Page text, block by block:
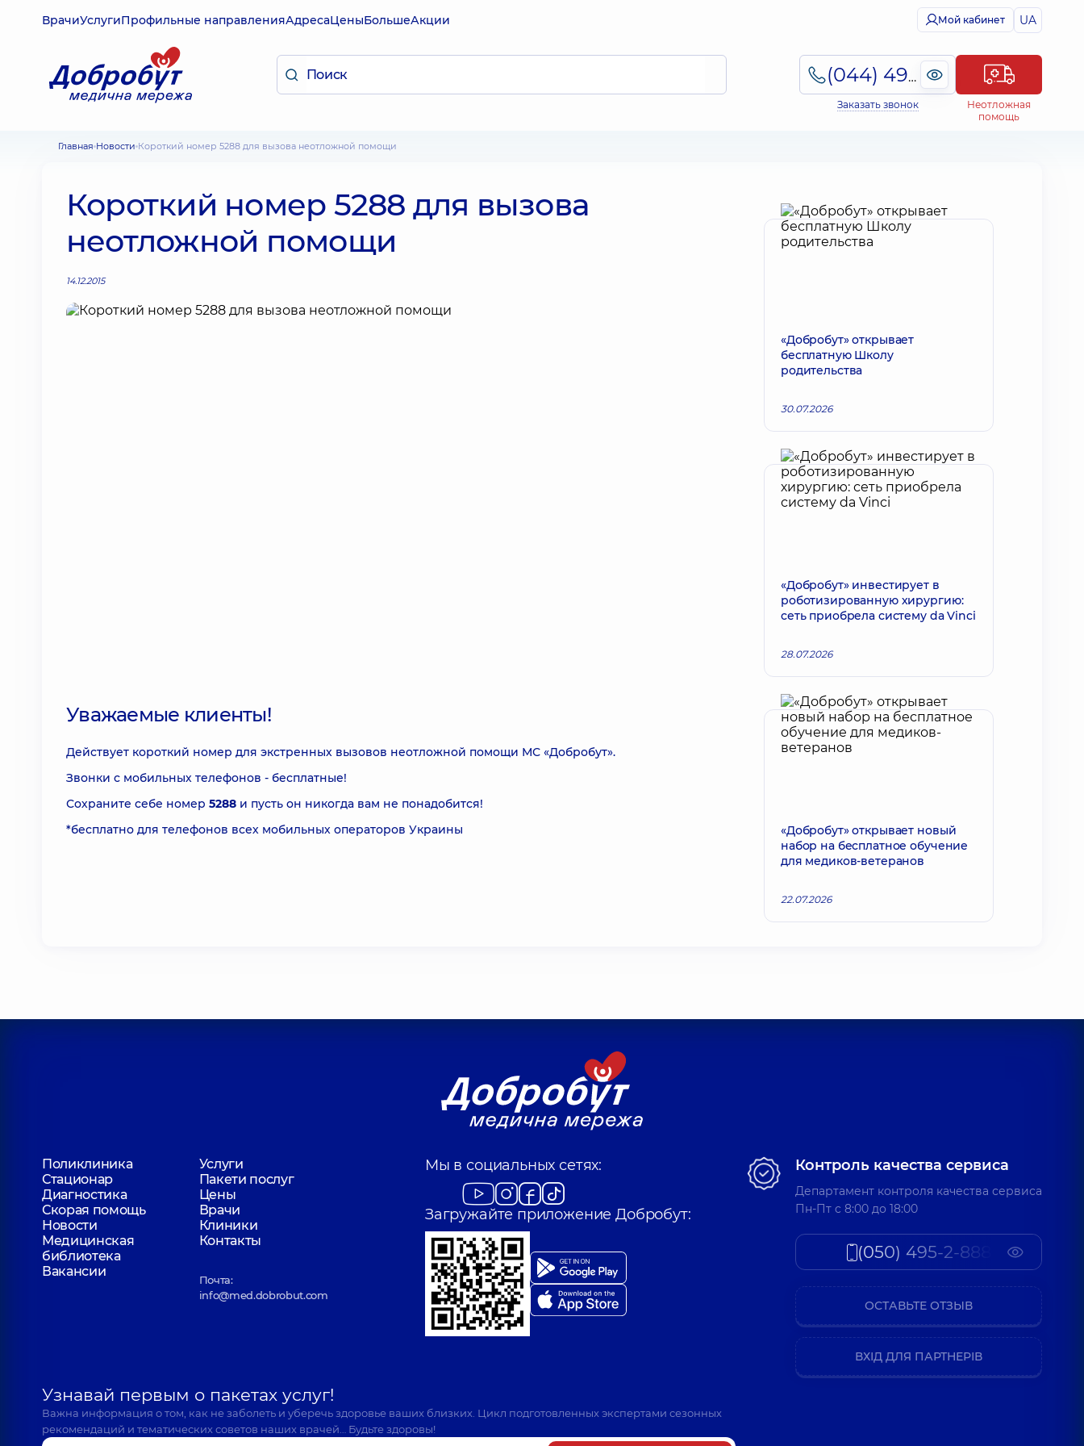
ВрачиУслугиПрофильные направленияАдресаЦеныБольшеАкции Мой кабинет UA
(044) 495-2-888
Заказать звонок
Неотложная
помощь
Главная Новости Короткий номер 5288 для вызова неотложной помощи
Короткий номер 5288 для вызова
неотложной помощи
14.12.2015
Уважаемые клиенты!
Действует короткий номер для экстренных вызовов неотложной помощи МС «Добробут».
Звонки с мобильных телефонов - бесплатные!
Сохраните себе номер 5288 и пусть он никогда вам не понадобится!
*бесплатно для телефонов всех мобильных операторов Украины
«Добробут» открывает
бесплатную Школу
родительства
30.07.2026
«Добробут» инвестирует в
роботизированную хирургию:
сеть приобрела систему da Vinci
28.07.2026
«Добробут» открывает новый
набор на бесплатное обучение
для медиков-ветеранов
22.07.2026
Поликлиника
Услуги
Стационар
Пакети послуг
Диагностика
Цены
Скорая помощь
Врачи
Новости
Клиники
Медицинская
библиотека
Контакты
Вакансии
Почта:
info@med.dobrobut.com
Мы в социальных сетях:
Загружайте приложение Добробут:
Узнавай первым о пакетах услуг!
Важна информация о том, как не заболеть и уберечь здоровье ваших близких. Цикл подготовленных экспертами сезонных
рекомендаций и тематических советов наших врачей… Будьте здоровы!
Контроль качества сервиса
Департамент контроля качества сервиса
Пн-Пт c 8:00 до 18:00
(050) 495-2-888
ОСТАВЬТЕ ОТЗЫВ
ВХІД ДЛЯ ПАРТНЕРІВ